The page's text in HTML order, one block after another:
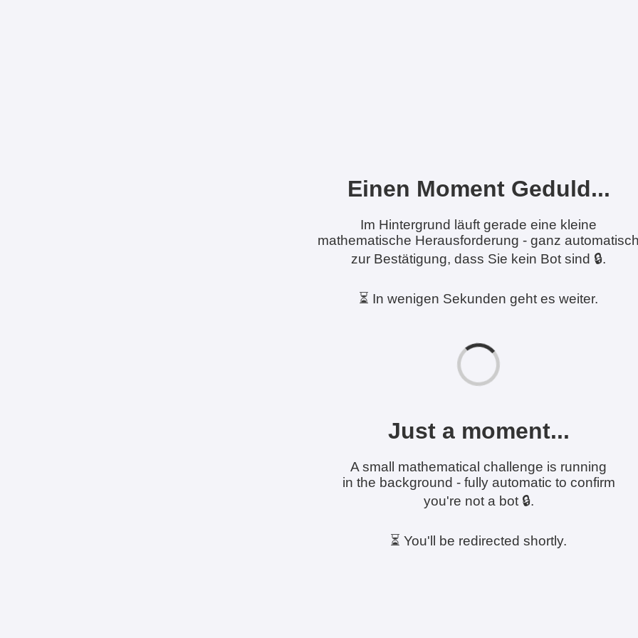
Einen Moment Geduld...
Im Hintergrund läuft gerade eine kleine
mathematische Herausforderung - ganz
zur Bestätigung, dass Sie kein Bot sind 🔒.
⏳ In wenigen Sekunden geht es weiter.
Just a moment...
A small mathematical challenge is running
in the background - fully automatic to confirm
you're not a bot 🔒.
⏳ You'll be redirected shortly.